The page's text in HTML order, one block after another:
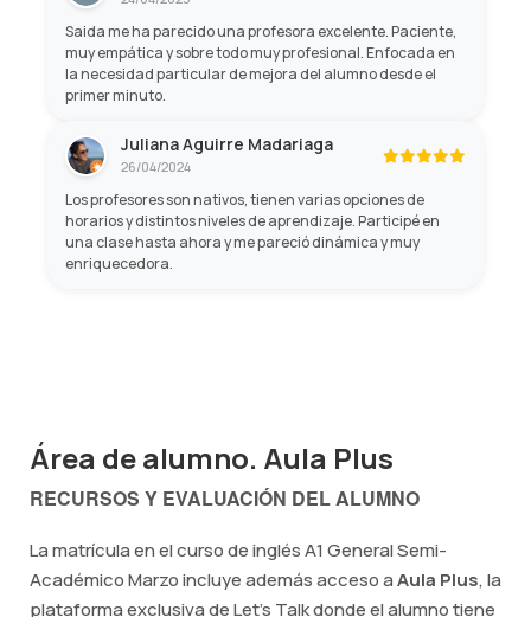
Saida me ha parecido una profesora excelente. Paciente,
muy empática y sobre todo muy profesional. Enfocada en
la necesidad particular de mejora del alumno desde el
primer minuto.
Juliana Aguirre Madariaga
26/04/2024
Los profesores son nativos, tienen varias opciones de
horarios y distintos niveles de aprendizaje. Participé en
una clase hasta ahora y me pareció dinámica y muy
enriquecedora.
Área de alumno. Aula Plus
RECURSOS Y EVALUACIÓN DEL ALUMNO
La matrícula en el curso de inglés A1 General Semi-
Académico Marzo incluye además acceso aAula Plus, la
plataforma exclusiva de Let's Talk donde el alumno tiene